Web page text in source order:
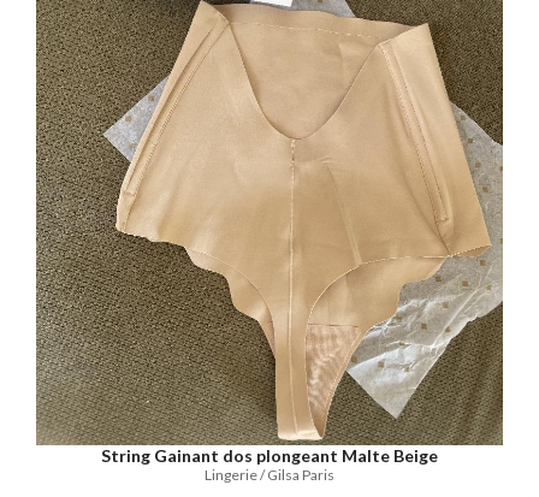
String Gainant dos plongeant Malte Beige
Lingerie / Gilsa Paris